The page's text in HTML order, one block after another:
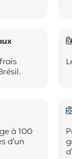
à 100
d'un